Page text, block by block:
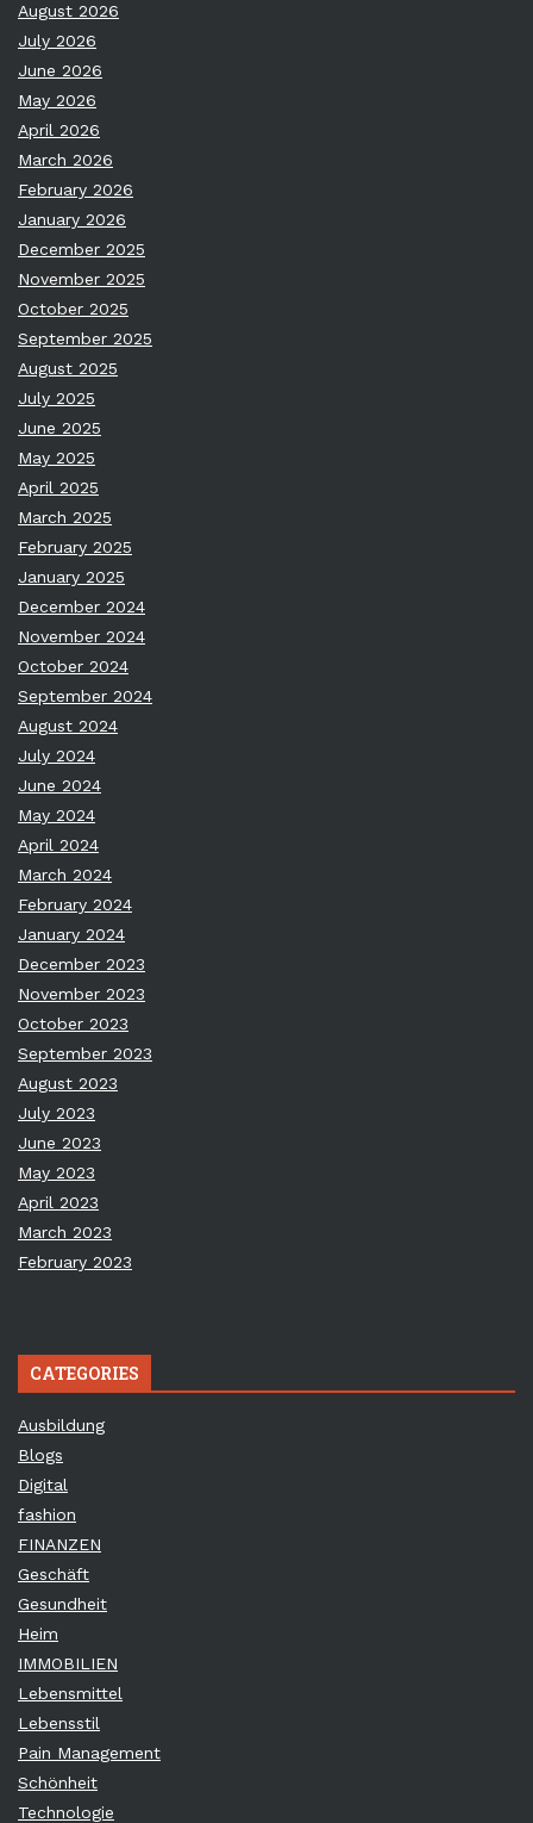
August 2026
July 2026
June 2026
May 2026
April 2026
March 2026
February 2026
January 2026
December 2025
November 2025
October 2025
September 2025
August 2025
July 2025
June 2025
May 2025
April 2025
March 2025
February 2025
January 2025
December 2024
November 2024
October 2024
September 2024
August 2024
July 2024
June 2024
May 2024
April 2024
March 2024
February 2024
January 2024
December 2023
November 2023
October 2023
September 2023
August 2023
July 2023
June 2023
May 2023
April 2023
March 2023
February 2023
CATEGORIES
Ausbildung
Blogs
Digital
fashion
FINANZEN
Geschäft
Gesundheit
Heim
IMMOBILIEN
Lebensmittel
Lebensstil
Pain Management
Schönheit
Technologie